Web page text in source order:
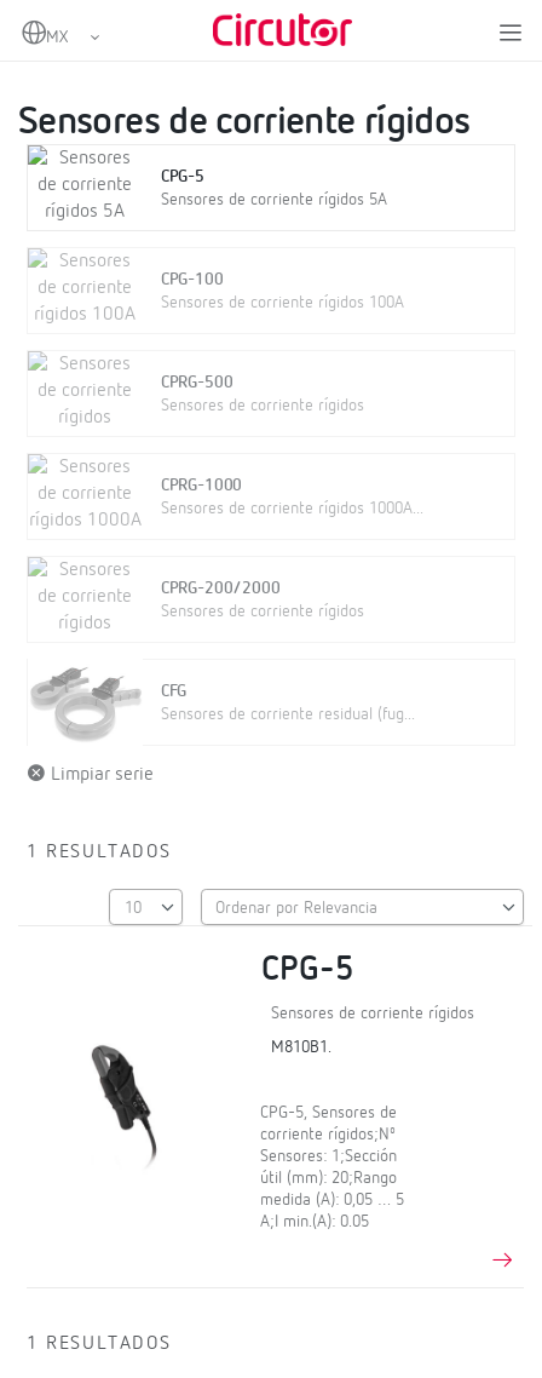
Home
Analizadores de redes portátiles
Sensores de corriente rígidos
CPG-5
Sensores de corriente rígidos 5A
CPG-100
Sensores de corriente rígidos 100A
CPRG-500
Sensores de corriente rígidos
CPRG-1000
Sensores de corriente rígidos 1000A...
CPRG-200/2000
Sensores de corriente rígidos
CFG
Sensores de corriente residual (fug...
Limpiar serie
1 RESULTADOS
CPG-5
Sensores de corriente rígidos
M810B1.
CPG-5, Sensores de
corriente rígidos;Nº
Sensores: 1;Sección
útil (mm): 20;Rango
medida (A): 0,05 … 5
A;I min.(A): 0.05
1 RESULTADOS